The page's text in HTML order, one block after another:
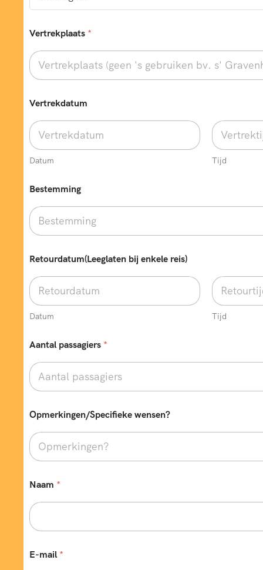
Vertrekplaats *
Vertrekdatum
Datum Tijd
Bestemming
Retourdatum(Leeglaten bij enkele reis)
Datum Tijd
e
e
f
o
n
u
m
r
(
N
i
e
a
Aantal passagiers *
Opmerkingen/Specifieke wensen?
Naam *
E-mail *